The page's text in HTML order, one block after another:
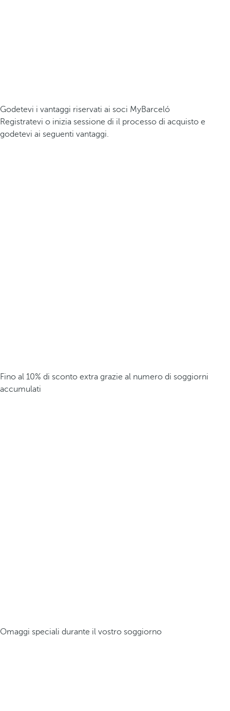
Godetevi i vantaggi riservati ai soci MyBarceló
Registratevi o inizia sessione di il processo di acquisto e
godetevi ai seguenti vantaggi.
Fino al 10% di sconto extra grazie al numero di soggiorni
accumulati
Omaggi speciali durante il vostro soggiorno